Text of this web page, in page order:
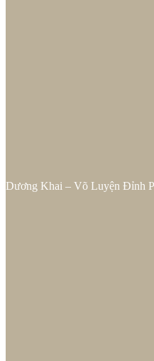
Dương Khai – Võ Luyện Đỉnh